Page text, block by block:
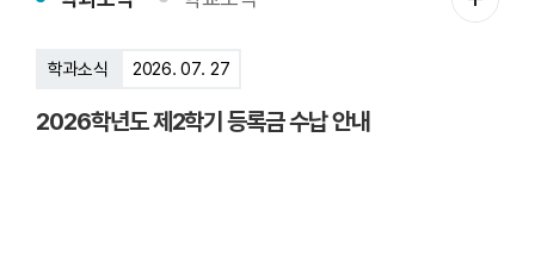
학과소식 2026. 07. 27
2026학년도 제2학기 등록금 수납 안내
과